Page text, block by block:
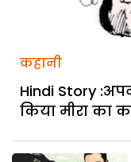
कहानी
Hindi Story
किया मीरा का